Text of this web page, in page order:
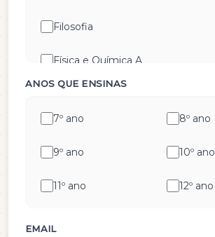
Filosofia
Física e Química A
História e Cultura das Artes
Inglês
ANOS QUE ENSINAS
7º ano 8º ano
9º ano 10º ano
11º ano 12º ano
EMAIL